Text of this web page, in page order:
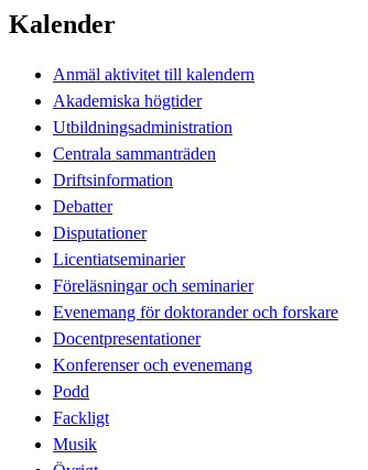
Kalender
Anmäl aktivitet till kalendern
Akademiska högtider
Utbildningsadministration
Centrala sammanträden
Driftsinformation
Debatter
Disputationer
Licentiatseminarier
Föreläsningar och seminarier
Evenemang för doktorander och forskare
Docentpresentationer
Konferenser och evenemang
Podd
Fackligt
Musik